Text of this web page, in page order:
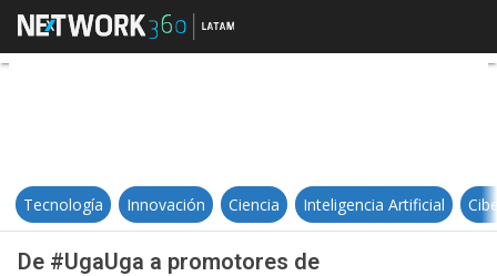
De #UgaUga a promotores de
Tecnología Innovación Ciencia Inteligencia Artificial
De #UgaUga a promotores de